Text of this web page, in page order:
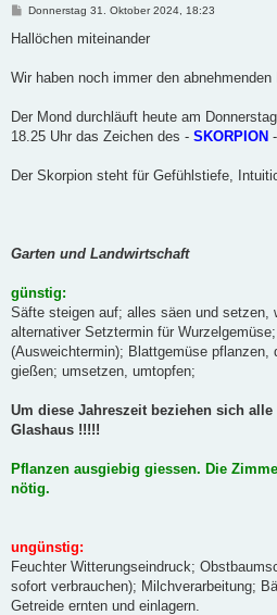
B
i
a
Donnerstag 31. Oktober 2024, 18:23
Hallöchen miteinander
Wir haben noch immer den abnehmenden
Der Mond durchläuft heute am
18.25 Uhr das Zeichen des - SKORPION
Der Skorpion steht für Gefühlstiefe,
Garten und Landwirtschaft
günstig:
Säfte steigen auf; alles säen und setzen,
alternativer Setztermin für
(Ausweichtermin); Blattgemüse
gießen; umsetzen, umtopfen;
Um diese Jahreszeit beziehen sich
Glashaus !!!!!
Pflanzen ausgiebig giessen. Die
nötig.
ungünstig:
Feuchter Witterungseindruck;
sofort verbrauchen); Milchverarbeitung;
Getreide ernten und einlagern.